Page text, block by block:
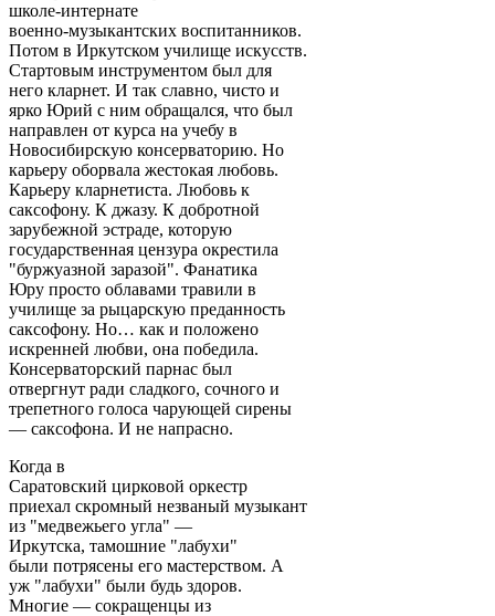
школе-интернате
военно-музыкантских воспитанников.
Потом в Иркутском училище искусств.
Стартовым инструментом был для
него кларнет. И так славно, чисто и
ярко Юрий с ним обращался, что был
направлен от курса на учебу в
Новосибирскую консерваторию. Но
карьеру оборвала жестокая любовь.
Карьеру кларнетиста. Любовь к
саксофону. К джазу. К добротной
зарубежной эстраде, которую
государственная цензура окрестила
"буржуазной заразой". Фанатика
Юру просто облавами травили в
училище за рыцарскую преданность
саксофону. Но… как и положено
искренней любви, она победила.
Консерваторский парнас был
отвергнут ради сладкого, сочного и
трепетного голоса чарующей сирены
— саксофона. И не напрасно.
Когда в
Саратовский цирковой оркестр
приехал скромный незваный музыкант
из "медвежьего угла" —
Иркутска, тамошние "лабухи"
были потрясены его мастерством. А
уж "лабухи" были будь здоров.
Многие — сокращенцы из